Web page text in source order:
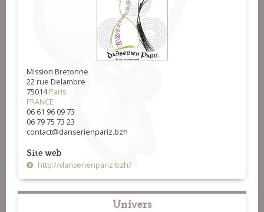
Mission Bretonne
22 rue Delambre
75014Paris
FRANCE
06 61 96 09 73
06 79 75 73 23
contact@danserienpariz.bzh
Site web
http://danserienpariz.bzh/
Univers